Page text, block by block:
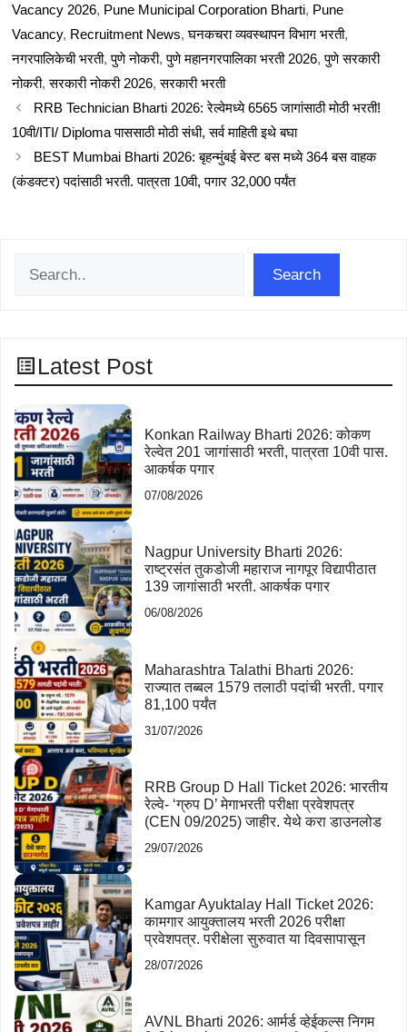
Vacancy 2026, Pune Municipal Corporation Bharti, Pune
Vacancy, Recruitment News,घनकचरा व्यवस्थापन विभाग भरती,
नगरपालिकेची भरती,पुणे नोकरी,पुणे महानगरपालिका भरती 2026,पुणे सरकारी
नोकरी,सरकारी नोकरी 2026,सरकारी भरती
RRB Technician Bharti 2026: रेल्वेमध्ये 6565 जागांसाठी मोठी भरती!
10वी/ITI/ Diploma पाससाठी मोठी संधी, सर्व माहिती इथे बघा
BEST Mumbai Bharti 2026: बृहन्मुंबई बेस्ट बस मध्ये 364 बस वाहक
(कंडक्टर) पदांसाठी भरती. पात्रता 10वी, पगार 32,000 पर्यंत
Search
Latest Post
Konkan Railway Bharti 2026: कोकण
रेल्वेत 201 जागांसाठी भरती, पात्रता 10वी पास.
आकर्षक पगार
07/08/2026
Nagpur University Bharti 2026:
राष्ट्रसंत तुकडोजी महाराज नागपूर विद्यापीठात
139 जागांसाठी भरती. आकर्षक पगार
06/08/2026
Maharashtra Talathi Bharti 2026:
राज्यात तब्बल 1579 तलाठी पदांची भरती. पगार
81,100 पर्यंत
31/07/2026
RRB Group D Hall Ticket 2026: भारतीय
रेल्वे- ‘ग्रुप D’ मेगाभरती परीक्षा प्रवेशपत्र
(CEN 09/2025) जाहीर. येथे करा डाउनलोड
29/07/2026
Kamgar Ayuktalay Hall Ticket 2026:
कामगार आयुक्तालय भरती 2026 परीक्षा
प्रवेशपत्र. परीक्षेला सुरुवात या दिवसापासून
28/07/2026
AVNL Bharti 2026: आर्मर्ड व्हेईकल्स निगम